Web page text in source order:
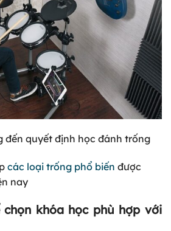
đến quyết định học đánh trống
các loại trống phổ biến được
nay
khóa học phù hợp với